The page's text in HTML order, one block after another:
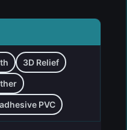
3D Relief
PVC